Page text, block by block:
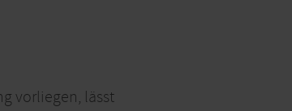
vorliegen, lässt